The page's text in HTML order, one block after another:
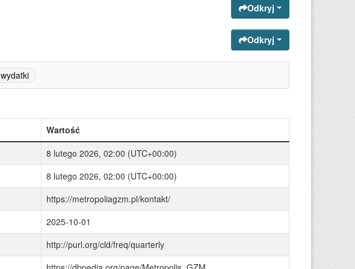
Odkryj
Odkryj
wydatki
Wartość
8 lutego 2026, 02:00 (UTC+00:00)
8 lutego 2026, 02:00 (UTC+00:00)
https://metropoliagzm.pl/kontakt/
2025-10-01
http://purl.org/cld/freq/quarterly